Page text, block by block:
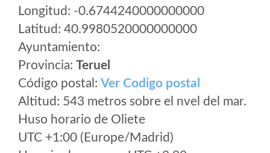
Longitud: -0.6744240000000000
Latitud: 40.9980520000000000
Ayuntamiento:
Provincia: Teruel
Código postal: Ver Codigo postal
Altitud: 543 metros sobre el nvel del mar.
Huso horario de Oliete
UTC +1:00 (Europe/Madrid)